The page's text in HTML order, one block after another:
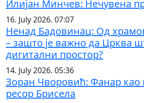
Илијан Минчев: Нечувена
16. July 2026. 07:07
Ненад Бадовинац: Од
– зашто је важно да Црква
дигитални простор?
14. July 2026. 05:36
Зоран Чворовић: Фанар као
ресор Брисела